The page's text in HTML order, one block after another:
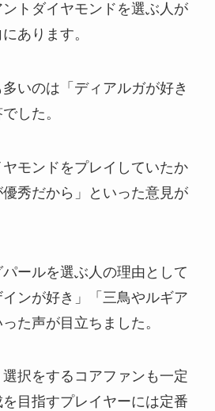
トダイヤモンドを選ぶ人が
あります。
いのは「ディアルガが好き
した。
モンドをプレイしていたか
秀だから」といった意見が
ールを選ぶ人の理由として
ンが好き」「三鳥やルギア
た声が目立ちました。
選択をするコアファンも一定
目指すプレイヤーには定番